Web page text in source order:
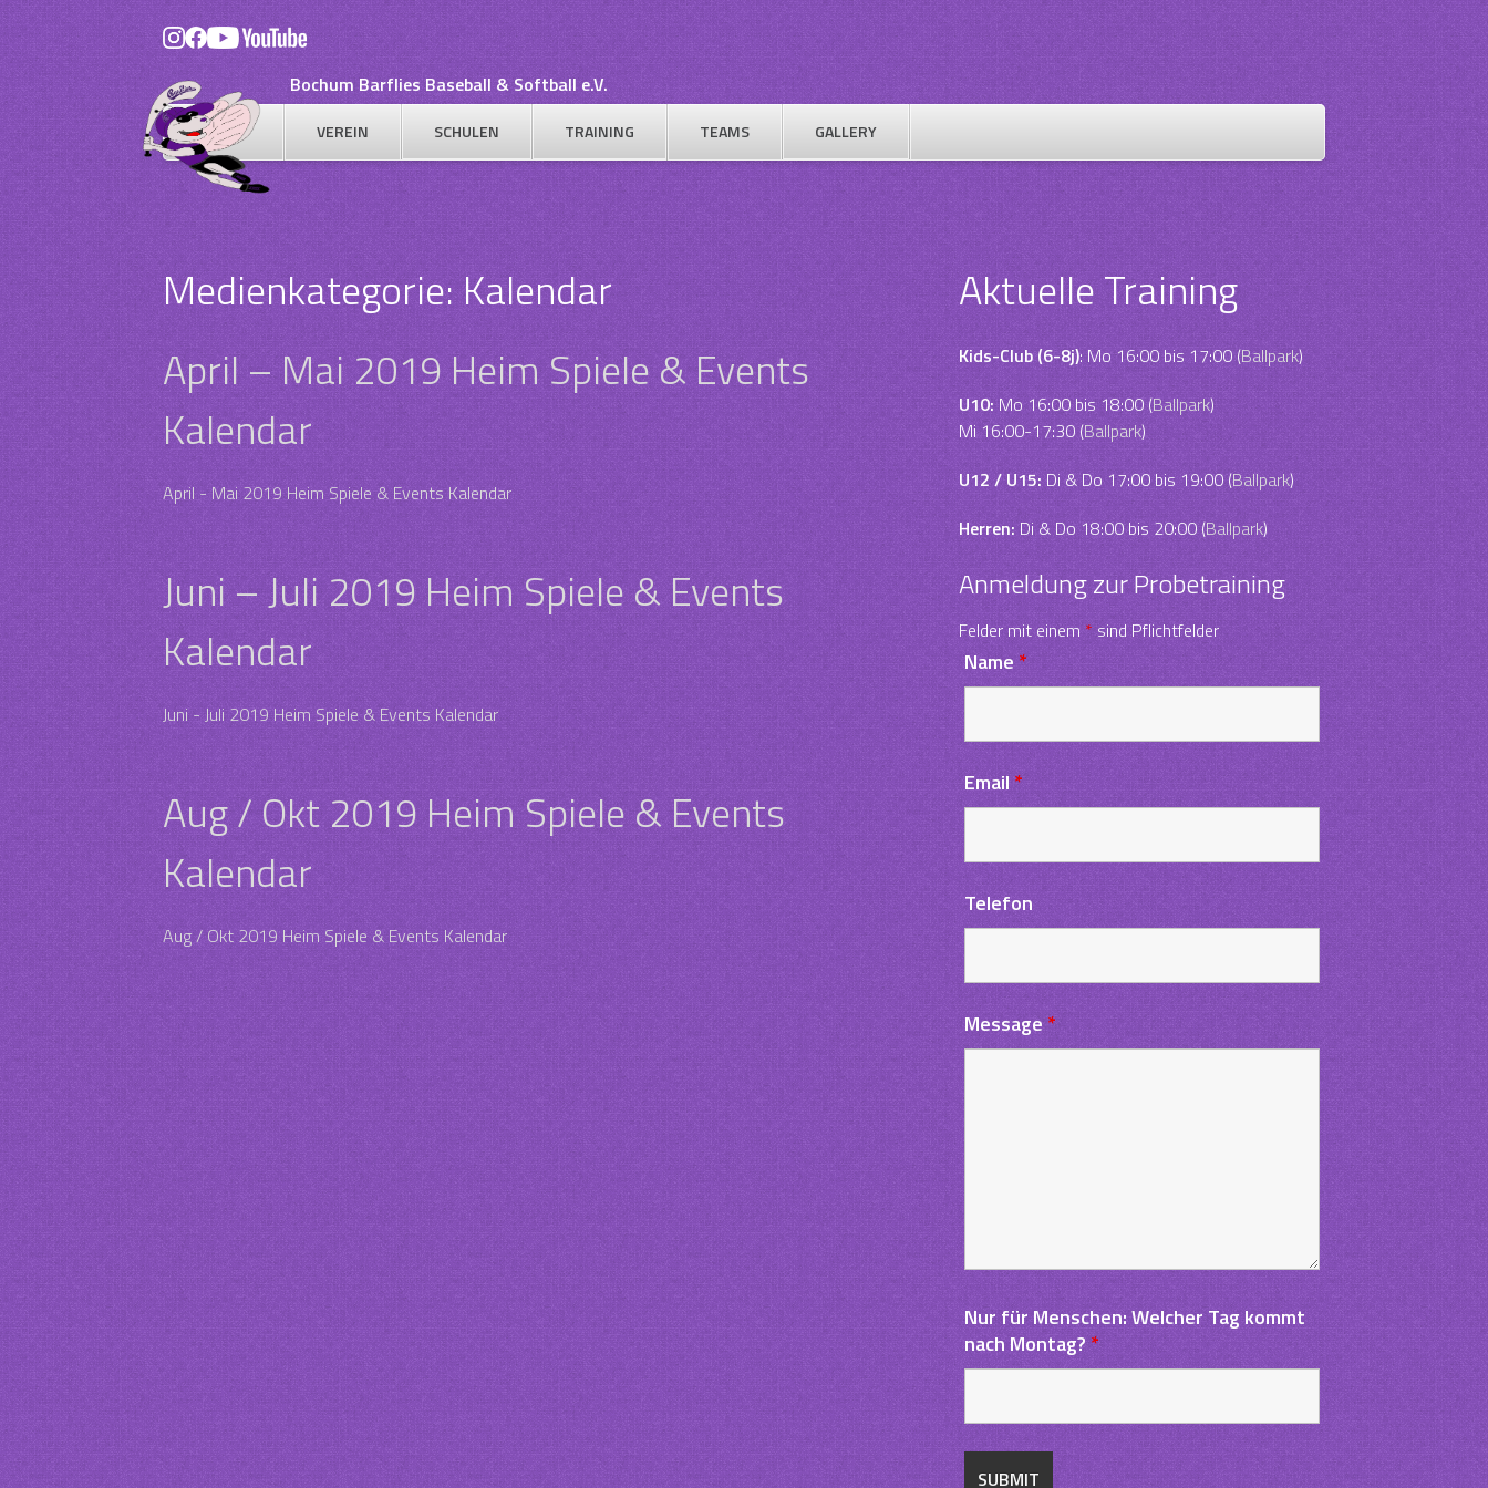
Skip
content
Bochum Barflies Baseball & Softball e.V.
VEREIN SCHULEN TRAINING TEAMS GALLERY
Medienkategorie:Kalendar
April – Mai 2019 Heim Spiele & Events
Kalendar
April - Mai 2019 Heim Spiele & Events Kalendar
Juni – Juli 2019 Heim Spiele & Events
Kalendar
Juni - Juli 2019 Heim Spiele & Events Kalendar
Aug / Okt 2019 Heim Spiele & Events
Kalendar
Aug / Okt 2019 Heim Spiele & Events Kalendar
Aktuelle Training
Kids-Club (6-8j): Mo 16:00 bis 17:00 (Ballpark)
U10:Mo 16:00 bis 18:00 (Ballpark)
Mi 16:00-17:30 (Ballpark)
U12 / U15:Di & Do 17:00 bis 19:00 (Ballpark)
Herren:Di & Do 18:00 bis 20:00 (Ballpark)
Anmeldung zur Probetraining
Felder mit einem*sind Pflichtfelder
Name*
Email *
Telefon
Message*
Nur für Menschen: Welcher Tag kommt
nach Montag?*